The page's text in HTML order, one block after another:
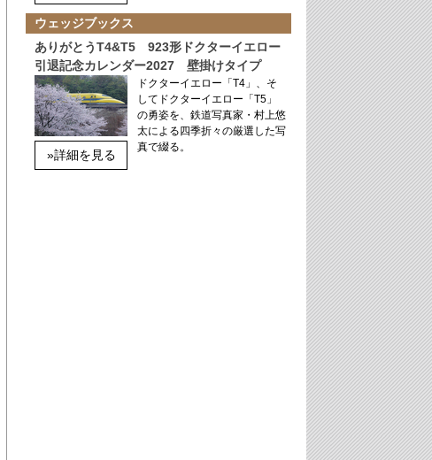
ウェッジブックス
ありがとうT4&T5 923形ドクターイエロー
引退記念カレンダー2027 壁掛けタイプ
»詳細を見る
ドクターイエロー「T4」、そ
してドクターイエロー「T5」
の勇姿を、鉄道写真家・村上悠
太による四季折々の厳選した写
真で綴る。